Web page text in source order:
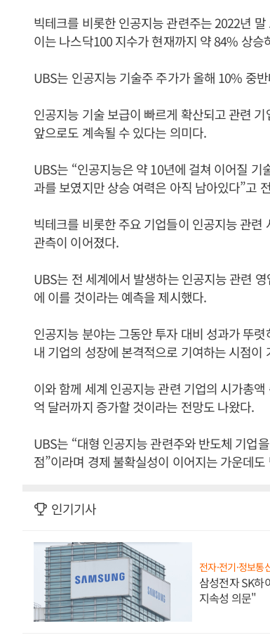
빅테크를 비롯한 인공지능 관련주는 2022년 말
이는 나스닥100 지수가 현재까지 약 84% 상승
UBS는 인공지능 기술주 주가가 올해 10% 중
인공지능 기술 보급이 빠르게 확산되고 관련
앞으로도 계속될 수 있다는 의미다.
UBS는 “인공지능은 약 10년에 걸쳐 이어질
과를 보였지만 상승 여력은 아직 남아있다”고
빅테크를 비롯한 주요 기업들이 인공지능 관
관측이 이어졌다.
UBS는 전 세계에서 발생하는 인공지능 관련
에 이를 것이라는 예측을 제시했다.
인공지능 분야는 그동안 투자 대비 성과가 뚜
내 기업의 성장에 본격적으로 기여하는 시점이
이와 함께 세계 인공지능 관련 기업의 시가총
억 달러까지 증가할 것이라는 전망도 나왔다.
UBS는 “대형 인공지능 관련주와 반도체 기업
점”이라며 경제 불확실성이 이어지는 가운데
인기기사
전자·전기·정보통
삼성전자 SK하
지속성 의문"